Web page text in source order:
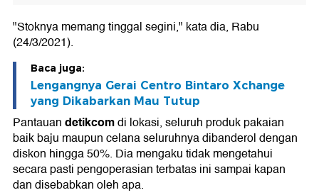
"Stoknya memang tinggal segini," kata dia, Rabu
(24/3/2021).
Baca juga:
Lengangnya Gerai Centro Bintaro Xchange
yang Dikabarkan Mau Tutup
Pantauandetikcomdi lokasi, seluruh produk pakaian
baik baju maupun celana seluruhnya dibanderol dengan
diskon hingga 50%. Dia mengaku tidak mengetahui
secara pasti pengoperasian terbatas ini sampai kapan
dan disebabkan oleh apa.